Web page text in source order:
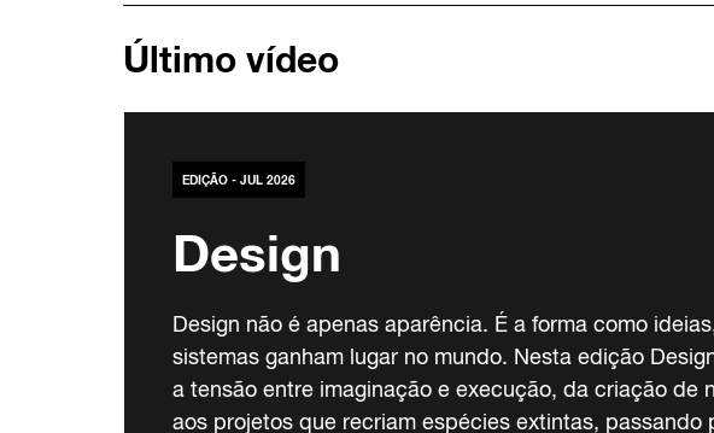
Último vídeo
EDIÇÃO - JUL 2026
Design
Design não é apenas aparência. É a forma como
sistemas ganham lugar no mundo. Nesta edição
a tensão entre imaginação e execução, da criação de
aos projetos que recriam espécies extintas, passando